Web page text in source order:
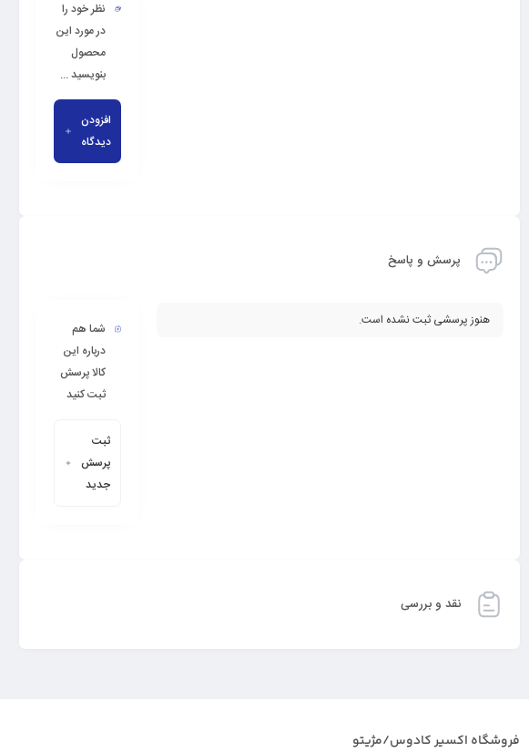
نظر خود را
در مورد این
محصول
بنویسید ...
افزودن
دیدگاه
پرسش و پاسخ
هنوز پرسشی ثبت نشده است.
شما هم
درباره این
کالا پرسش
ثبت کنید
ثبت
پرسش
جدید
نقد و بررسی
فروشگاه اکسیر کادوس/مژیتو